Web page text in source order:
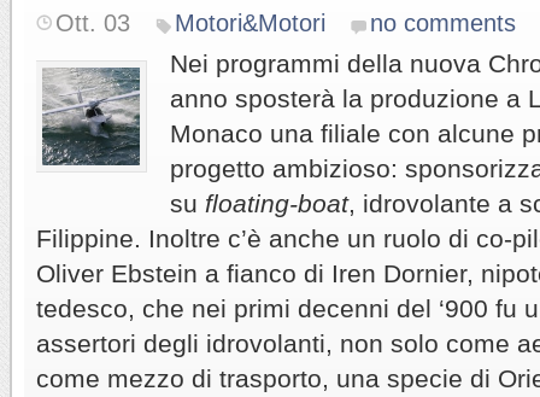
Ott. 03 Motori&Motori no comments
Nei programmi della nuova
anno sposterà la produzione a
Monaco una filiale con alcune
progetto ambizioso:
su floating-boat, idrovolante a
Filippine. Inoltre c’è anche un ruolo di co-
Oliver Ebstein a fianco di Iren Dornier,
tedesco, che nei primi decenni del ‘900 fu
assertori degli idrovolanti, non solo come
come mezzo di trasporto, una specie di